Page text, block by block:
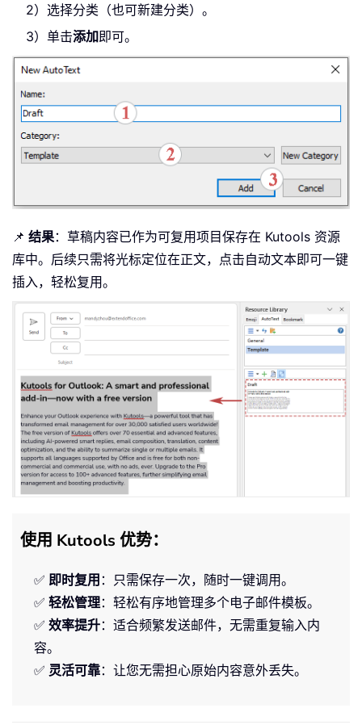
2）选择分类（也可新建分类）。
3）单击添加即可。
📌 结果：草稿内容已作为可复用项目保存在 Kutools 资源
库中。后续只需将光标定位在正文，点击自动文本即可一键
插入，轻松复用。
使用 Kutools 优势：
✅ 即时复用 ：只需保存一次，随时一键调用。
✅ 轻松管理：轻松有序地管理多个电子邮件模板。
✅ 效率提升：适合频繁发送邮件，无需重复输入内
容。
✅ 灵活可靠：让您无需担心原始内容意外丢失。